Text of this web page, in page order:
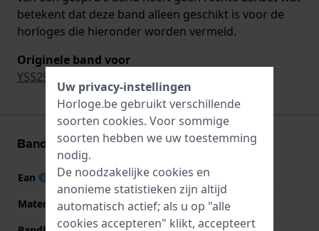
betekent dat deze band alleen geschikt is voor de
horloges die hieronder worden vermeld.
Originele band voor
YSS290
Band informatie
Ean
7610522702363
Materiaal Band
Textiel en leer
Uw privacy-instellingen
Horloge.be gebruikt verschillende
soorten cookies. Voor sommige
soorten hebben we uw toestemming
nodig.
De noodzakelijke cookies en
anonieme statistieken zijn altijd
automatisch actief; als u op "alle
cookies accepteren" klikt, accepteert